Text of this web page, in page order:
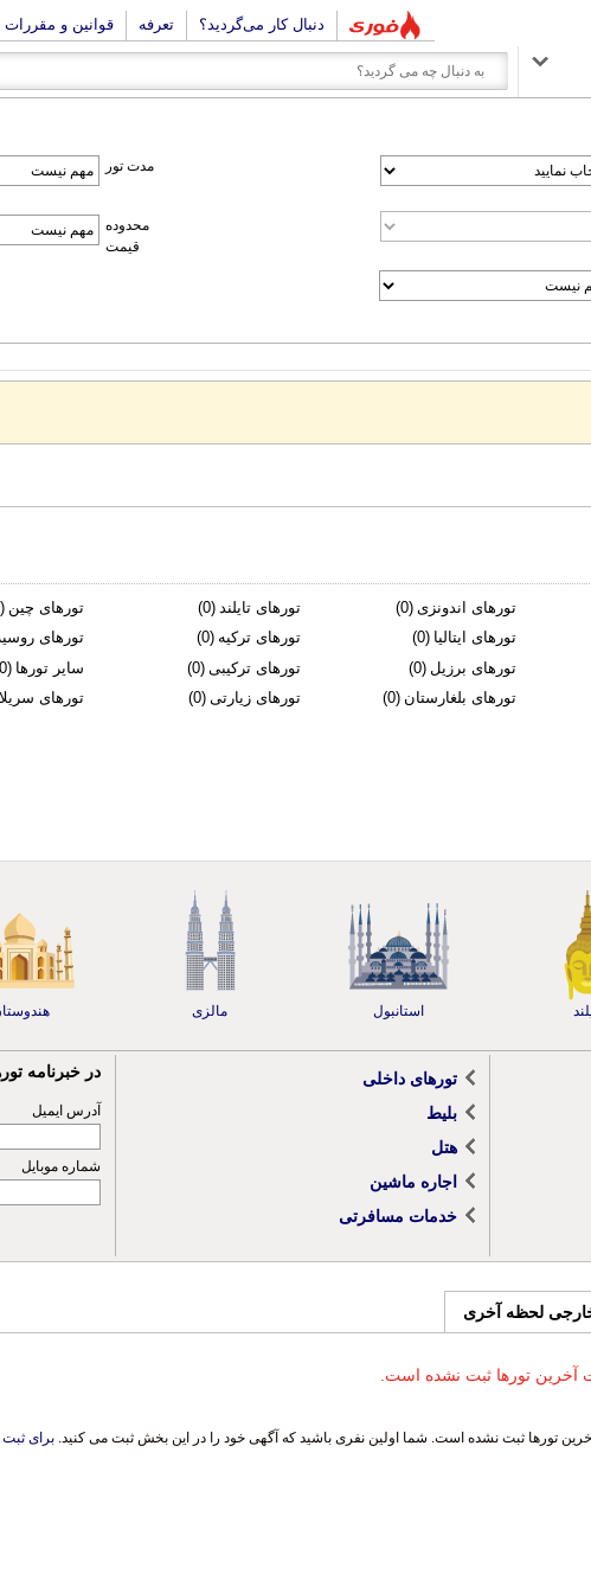
دنبال کار می‌گردید؟ تعرفه قوانین و مقررات
مدت تور
محدوده
قیمت
تورهای اندونزی (0)
تورهای ایتالیا (0)
تورهای برزیل (0)
تورهای بلغارستان (0)
تورهای تایلند (0)
تورهای ترکیه (0)
تورهای ترکیبی (0)
تورهای زیارتی (0)
تورهای چین (0)
تورهای
سایر تورها (0)
تورهای
استانبول مالزی
تورهای داخلی
بلیط
هتل
اجاره ماشین
خدمات مسافرتی
در خبرنامه
آدرس ایمیل
شماره موبایل
لحظه آخری
آخرین تورها ثبت نشده است.
تورها ثبت نشده است. شما اولین نفری باشید که آگهی خود را در این بخش ثبت می کنید. برای ثبت